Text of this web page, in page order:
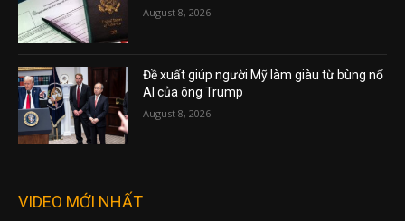
August 8, 2026
Đề xuất giúp người Mỹ làm giàu từ bùng nổ
AI của ông Trump
August 8, 2026
VIDEO MỚI NHẤT